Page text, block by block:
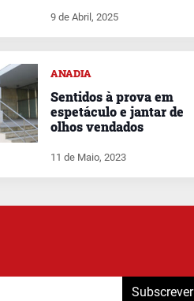
9 de Abril, 2025
ANADIA
Sentidos à prova em
espetáculo e jantar de
olhos vendados
11 de Maio, 2023
Subscrever